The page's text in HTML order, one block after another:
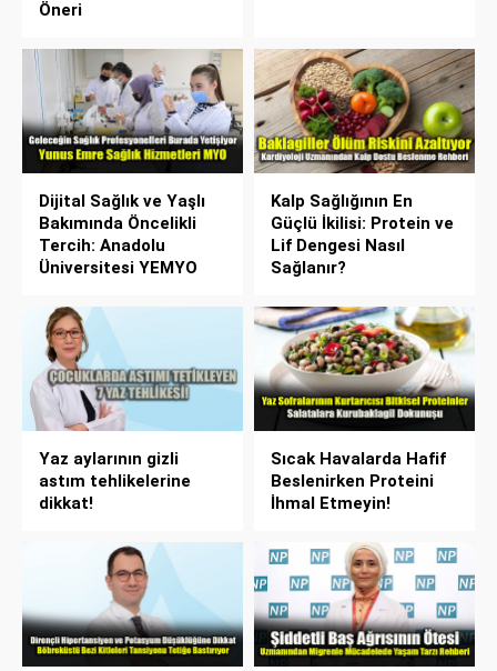
Öneri
Dijital Sağlık ve Yaşlı
Bakımında Öncelikli
Tercih: Anadolu
Üniversitesi YEMYO
Kalp Sağlığının En
Güçlü İkilisi: Protein ve
Lif Dengesi Nasıl
Sağlanır?
Yaz aylarının gizli
astım tehlikelerine
dikkat!
Sıcak Havalarda Hafif
Beslenirken Proteini
İhmal Etmeyin!